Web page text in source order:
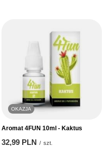
OKAZJA
Aromat 4FUN 10ml - Kaktus
32,99 PLN / szt.